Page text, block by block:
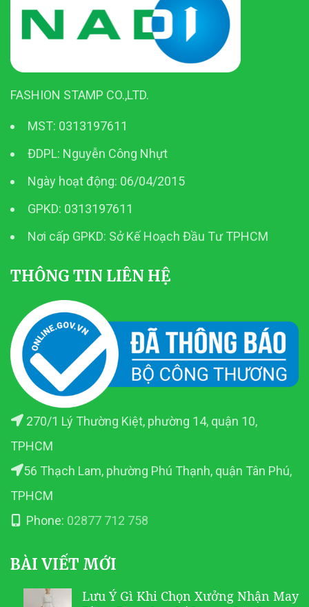
FASHION STAMP CO.,LTD.
MST: 0313197611
ĐDPL: Nguyễn Công Nhựt
Ngày hoạt động: 06/04/2015
GPKD: 0313197611
Nơi cấp GPKD: Sở Kế Hoạch Đầu Tư TPHCM
THÔNG TIN LIÊN HỆ
270/1 Lý Thường Kiệt, phường 14, quận 10,
TPHCM
56 Thạch Lam, phường Phú Thạnh, quận Tân Phú,
TPHCM
Phone: 02877 712 758
BÀI VIẾT MỚI
Lưu Ý Gì Khi Chọn Xưởng Nhận May